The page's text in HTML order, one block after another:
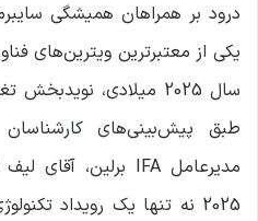
یکی از معتبرترین ویترین‌های
سال 2025 میلادی،
طبق پیش‌بینی‌های
2025 نه تنها یک رویداد